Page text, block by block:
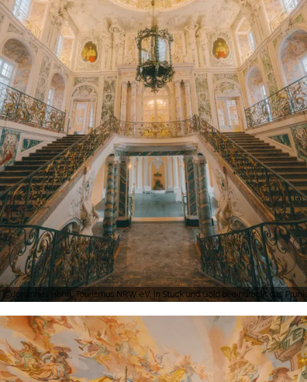
Johannes Höhn, Tourismus NRW e.V, In Stuck und Gold beeindruckt das